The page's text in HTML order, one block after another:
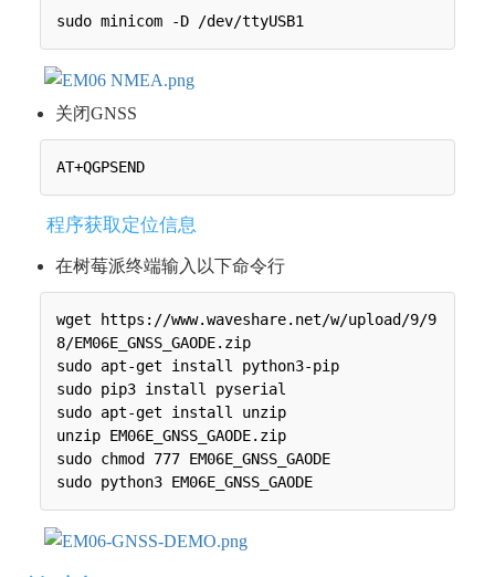
关闭GNSS
程序获取定位信息
在树莓派终端输入以下命令行
wget https://www.waveshare.net/w/upload/9/9
8/EM06E_GNSS_GAODE.zip
sudo apt-get install python3-pip
sudo pip3 install pyserial
sudo apt-get install unzip
unzip EM06E_GNSS_GAODE.zip
sudo chmod 777 EM06E_GNSS_GAODE